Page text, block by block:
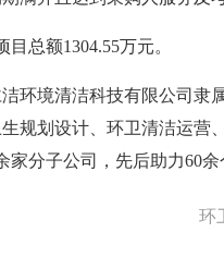
目总额1304.55万元。
环境清洁科技有限公司隶
规划设计、环卫清洁运营
家分子公司，先后助力60
环